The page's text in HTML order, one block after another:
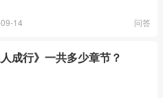
14 问答
人成行》一共多少章节？